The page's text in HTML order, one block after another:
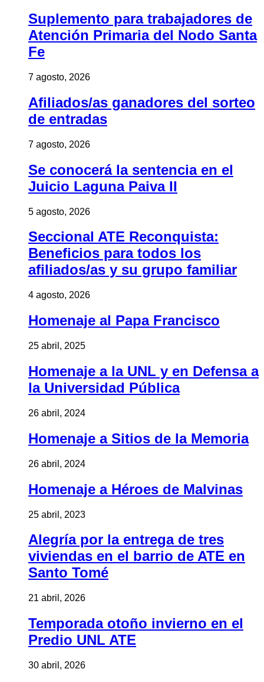
Suplemento para trabajadores de
Atención Primaria del Nodo Santa
Fe
7 agosto, 2026
Afiliados/as ganadores del sorteo
de entradas
7 agosto, 2026
Se conocerá la sentencia en el
Juicio Laguna Paiva II
5 agosto, 2026
Seccional ATE Reconquista:
Beneficios para todos los
afiliados/as y su grupo familiar
4 agosto, 2026
Homenaje al Papa Francisco
25 abril, 2025
Homenaje a la UNL y en Defensa a
la Universidad Pública
26 abril, 2024
Homenaje a Sitios de la Memoria
26 abril, 2024
Homenaje a Héroes de Malvinas
25 abril, 2023
Alegría por la entrega de tres
viviendas en el barrio de ATE en
Santo Tomé
21 abril, 2026
Temporada otoño invierno en el
Predio UNL ATE
30 abril, 2026